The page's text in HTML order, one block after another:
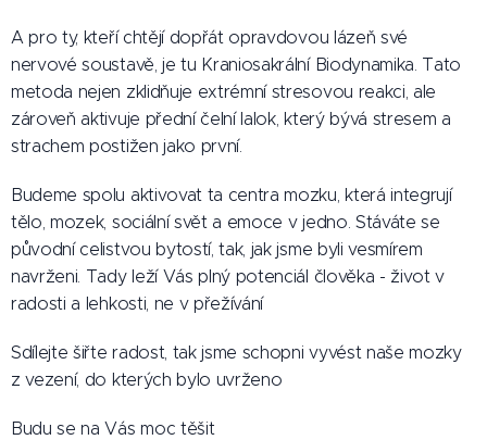
A pro ty, kteří chtějí dopřát opravdovou lázeň své
nervové soustavě, je tu Kraniosakrální Biodynamika. Tato
metoda nejen zklidňuje extrémní stresovou reakci, ale
zároveň aktivuje přední čelní lalok, který bývá stresem a
strachem postižen jako první.
Budeme spolu aktivovat ta centra mozku, která integrují
tělo, mozek, sociální svět a emoce v jedno. Stáváte se
původní celistvou bytostí, tak, jak jsme byli vesmírem
navrženi. Tady leží Vás plný potenciál člověka - život v
radosti a lehkosti, ne v přežívání
Sdílejte šiřte radost, tak jsme schopni vyvést naše mozky
z vezení, do kterých bylo uvrženo
Budu se na Vás moc těšit